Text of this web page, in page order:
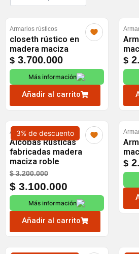
Armarios rústicos
closeth rústico en
madera maciza
$ 3.700.000
Más información
Añadir al carrito
$
3% de descuento
Alcobas
Alcobas Rústicas
fabricadas madera
maciza roble
$3.200.000Original
price
was:
$ 3.200.000.
$ 3.100.000
is:
$ 3.100.000.
Más información
Añadir al carrito
$